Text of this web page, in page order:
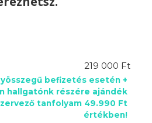
219 000 Ft
befizetés esetén +
hallgatónk részére ajándék
tanfolyam 49.990 Ft
értékben!